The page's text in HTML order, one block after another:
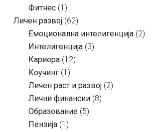
Фитнес (1)
Личен развој (62)
Емоционална интелигенција (2)
Интелигенција (3)
Кариера (12)
Коучинг (1)
Личен раст и развој (2)
Лични финансии (8)
Образование (5)
Пензија (1)